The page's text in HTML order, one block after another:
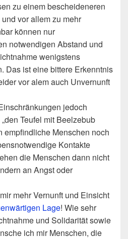
zu einem bescheideneren
vor allem zu mehr
können nur
notwendigen Abstand und
wenigstens
Das ist eine bittere Erkenntnis
vor alem auch Unvernunft
jedoch
Teufel mit Beelzebub
empfindliche Menschen noch
Kontakte
die Menschen dann nicht
an Angst oder
mehr Vernunft und Einsicht
Lage! Wie sehr
und Solidarität sowie
ich mir Menschen, die